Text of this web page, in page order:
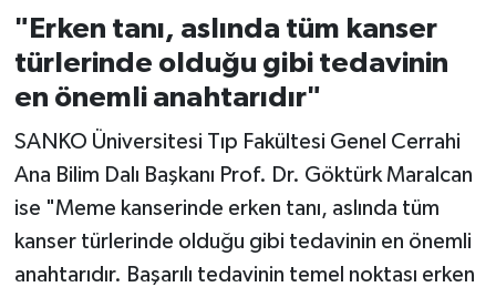
"Erken tanı, aslında tüm kanser
türlerinde olduğu gibi tedavinin
en önemli anahtarıdır"
SANKO Üniversitesi Tıp Fakültesi Genel Cerrahi
Ana Bilim Dalı Başkanı Prof. Dr. Göktürk Maralcan
ise "Meme kanserinde erken tanı, aslında tüm
kanser türlerinde olduğu gibi tedavinin en önemli
anahtarıdır. Başarılı tedavinin temel noktası erken